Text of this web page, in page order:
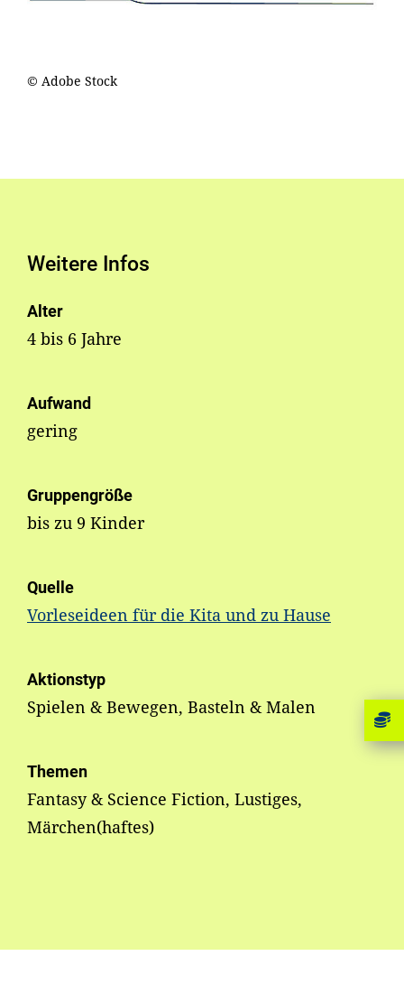
© Adobe Stock
Weitere Infos
Alter
4 bis 6 Jahre
Aufwand
gering
Gruppengröße
bis zu 9 Kinder
Quelle
Vorleseideen für die Kita und zu Hause
Aktionstyp
Spielen & Bewegen, Basteln & Malen
Themen
Fantasy & Science Fiction, Lustiges,
Märchen(haftes)